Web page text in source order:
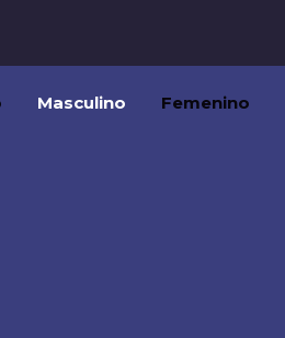
Masculino Femenino